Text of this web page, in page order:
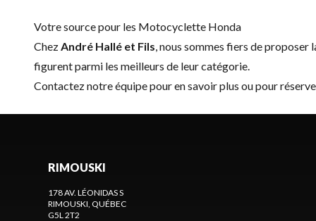
Votre source pour les Motocyclette Honda
ChezAndré Hallé et Fils, nous sommes fiers de proposer
figurent parmi les meilleurs de leur catégorie.
Contactez notre équipepour en savoir plus ou pour
RIMOUSKI
178 AV. LÉONIDAS S
RIMOUSKI , QUÉBEC
G5L 2T2